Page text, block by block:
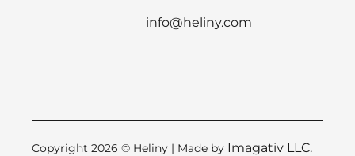
info@heliny.com
Copyright 2026 © Heliny | Made by Imagativ LLC.